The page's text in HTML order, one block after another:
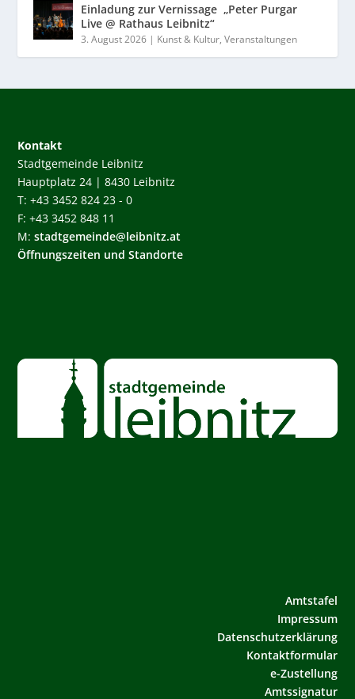
Einladung zur Vernissage „Peter Purgar
Live @ Rathaus Leibnitz“
3. August 2026 | Kunst & Kultur,Veranstaltungen
Kontakt
Stadtgemeinde Leibnitz
Hauptplatz 24 | 8430 Leibnitz
T: +43 3452 824 23 - 0
F: +43 3452 848 11
M:stadtgemeinde@leibnitz.at
Öffnungszeiten und Standorte
Amtstafel
Impressum
Datenschutzerklärung
Kontaktformular
e-Zustellung
Amtssignatur